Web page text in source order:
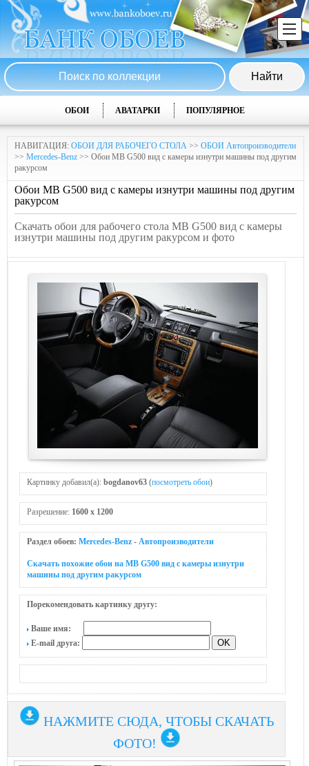
ОБОИ АВАТАРКИ ПОПУЛЯРНОЕ
НАВИГАЦИЯ: ОБОИ ДЛЯ РАБОЧЕГО СТОЛА >> ОБОИ Автопроизводители
>> Mercedes-Benz >> Обои MB G500 вид с камеры изнутри машины под другим
ракурсом
Обои MB G500 вид с камеры изнутри машины под другим
ракурсом
Скачать обои для рабочего стола MB G500 вид с камеры
изнутри машины под другим ракурсом и фото
Картинку добавил(а): bogdanov63 (посмотреть обои)
Разрешение: 1600 x 1200
Раздел обоев: Mercedes-Benz - Автопроизводители
Скачать похожие обои на MB G500 вид с камеры изнутри
машины под другим ракурсом
Порекомендовать картинку другу:
Ваше имя:
E-mail друга:
НАЖМИТЕ СЮДА, ЧТОБЫ СКАЧАТЬ
ФОТО!